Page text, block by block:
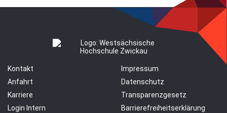
Kontakt
Anfahrt
Karriere
Login Intern
Impressum
Datenschutz
Transparenzgesetz
Barrierefreiheitserklärung